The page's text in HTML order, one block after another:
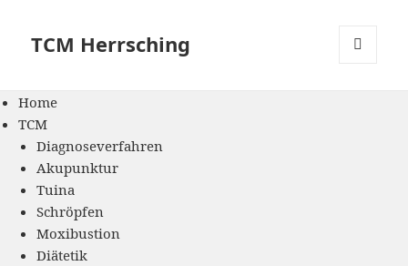
springenTCM Herrsching
Home
TCM
Diagnoseverfahren
Akupunktur
Tuina
Schröpfen
Moxibustion
Diätetik